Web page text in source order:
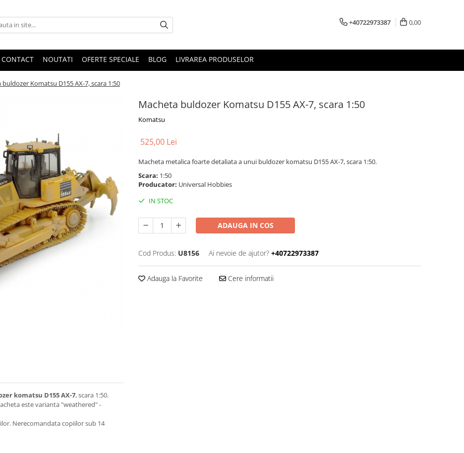
+40722973387 0,00
CONTACT NOUTATI OFERTE SPECIALE BLOG LIVRAREA PRODUSELOR
buldozer Komatsu D155 AX-7, scara 1:50
Macheta buldozer Komatsu D155 AX-7, scara 1:50
Komatsu
525,00 Lei
Macheta metalica foarte detaliata a unui buldozer komatsu D155 AX-7, scara 1:50.
Scara: 1:50
Producator: Universal Hobbies
IN STOC
ADAUGA IN COS
Cod Produs: U8156 Ai nevoie de ajutor? +40722973387
Adauga la Favorite Cere informatii
komatsu D155 AX-7, scara 1:50.
este varianta "weathered" -
Nerecomandata copiilor sub 14